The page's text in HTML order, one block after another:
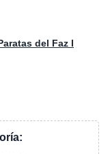
del Faz I